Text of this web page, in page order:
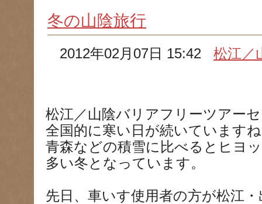
冬の山陰旅行
2012年02月07日 15:42松江／
松江／山陰バリアフリーツアー
全国的に寒い日が続いています
青森などの積雪に比べるとヒヨ
多い冬となっています。
先日、車いす使用者の方が松江